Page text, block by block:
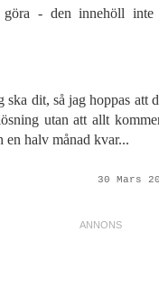
- den innehöll
dit, så jag hoppas att
utan att allt
en halv månad kvar...
30 Mars